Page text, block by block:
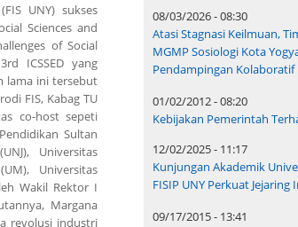
UNY) sukses
Sciences and
of Social
ICSSED yang
lama ini tersebut
FIS, Kabag TU
co-host sepeti
Sultan
Universitas
Universitas
Wakil Rektor I
Margana
revolusi industri
08/03/2026 - 08:30
Atasi Stagnasi Keilmuan,
MGMP Sosiologi Kota
Pendampingan Kolaboratif
01/02/2012 - 08:20
Kebijakan Pemerintah
12/02/2025 - 11:17
Kunjungan Akademik
FISIP UNY Perkuat
09/17/2015 - 13:41